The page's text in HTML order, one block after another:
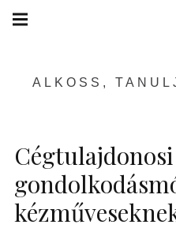
Skip
ALKOSS,
navigation
Cégtulajdonosi